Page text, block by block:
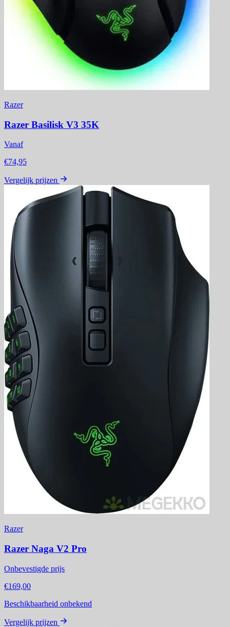
Razer
Razer Basilisk V3 35K
Vanaf
€74,95
Vergelijk prijzen
Razer
Razer Naga V2 Pro
Onbevestigde prijs
€169,00
Beschikbaarheid onbekend
Vergelijk prijzen